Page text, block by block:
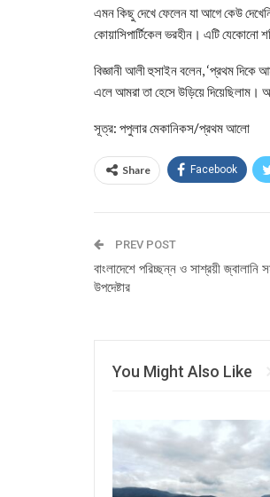
এমন কিছু দেখে ফেলেন যা আগে কেউ
কোয়াসিপার্টিকেল ভরহীন। এটি যেকোনো
বিজ্ঞানী আলী হুসাইন বলেন, ‘প্রথম দিকে
এলে আমরা তা হেসে উড়িয়ে দিয়েছিলাম।
সূত্র: পপুলার মেকানিকস/প্রথম আলো
Share Facebook
PREV POST
বাংলাদেশে পরিচ্ছন্ন ও সাশ্রয়ী
উপদেষ্টার
You Might Also Like